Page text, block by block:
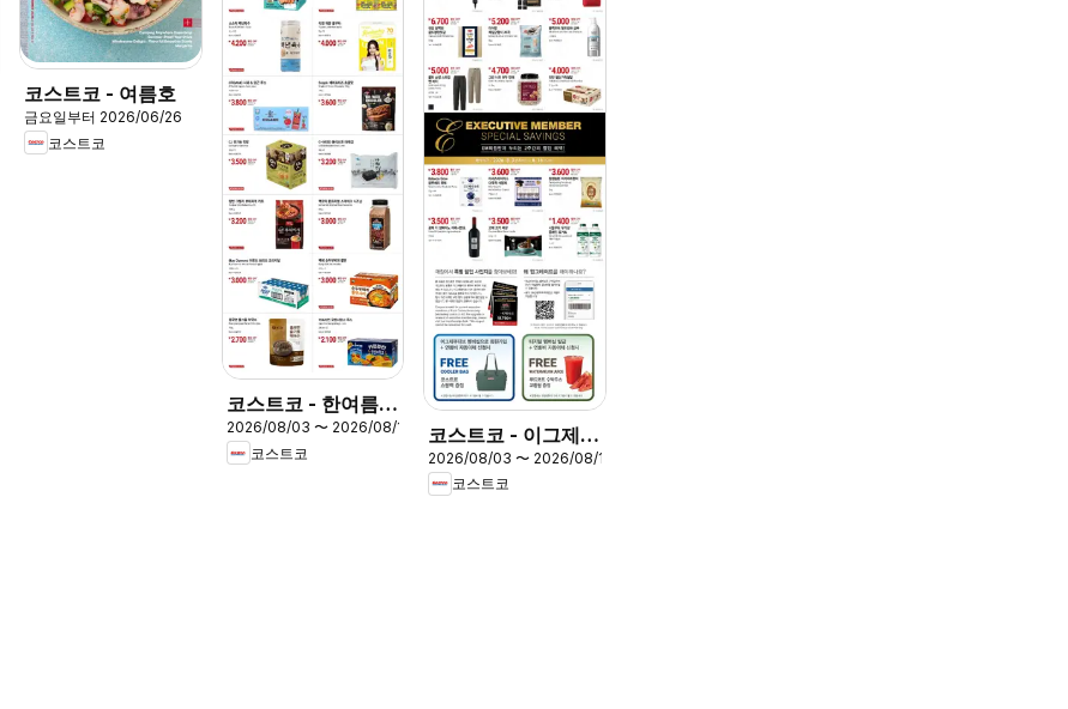
코스트코 - 여름호
금요일부터 2026/06/26
코스트코
코스트코 - 한여름의
즐거움을 담은
2026/08/03 〜 2026/08/16
코스트코
코스트코 - 이그제큐
티브 스페셜 쿠폰
2026/08/03 〜 2026/08/16
코스트코